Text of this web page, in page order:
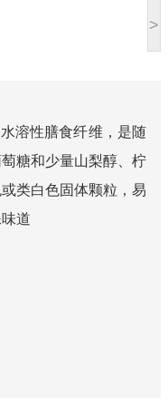
>
溶性膳食纤维，是随
糖和少量山梨醇、柠
类白色固体颗粒，易
道